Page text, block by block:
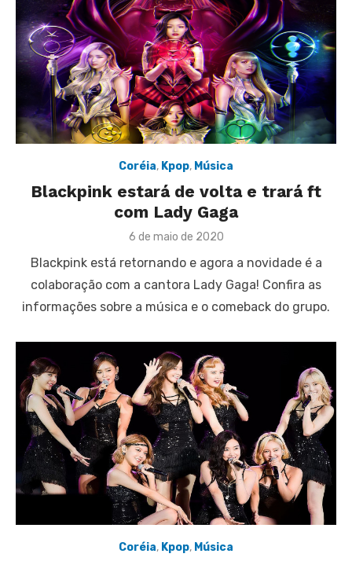
Coréia, Kpop, Música
Blackpink estará de volta e trará ft
com Lady Gaga
Posted
6 de maio de 2020
Blackpink está retornando e agora a novidade é a
colaboração com a cantora Lady Gaga! Confira as
informações sobre a música e o comeback do grupo.
Coréia, Kpop, Música